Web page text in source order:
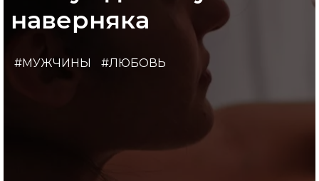
наверняка
#МУЖЧИНЫ #ЛЮБОВЬ